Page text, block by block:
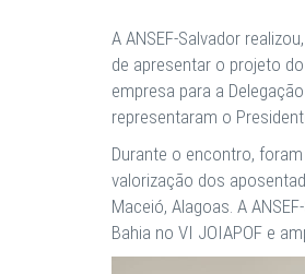
A ANSEF-Salvador
de apresentar o projeto
empresa para a
representaram o
Durante o encontro,
valorização dos
Maceió, Alagoas. A
Bahia no VI JOIAPOF e